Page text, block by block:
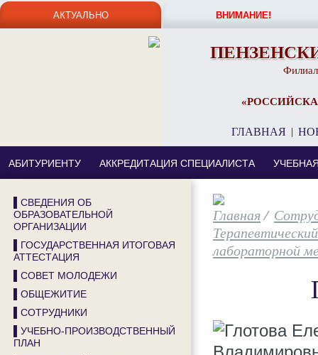
АКТУАЛЬНО ВНИМАНИЕ!
ГЛАВНАЯ |
АБИТУРИЕНТУ АККРЕДИТАЦИЯ СПЕЦИАЛИСТА
/
лабораторной
▌СВЕДЕНИЯ ОБ
ОБРАЗОВАТЕЛЬНОЙ
ОРГАНИЗАЦИИ
▌ГОСУДАРСТВЕННАЯ ИТОГОВАЯ
АТТЕСТАЦИЯ
▌СОВЕТ МОЛОДЕЖИ
▌ОБЩЕЖИТИЕ
▌СОТРУДНИКИ
▌УЧЕБНО-ПРОИЗВОДСТВЕННЫЙ
ПЛАН